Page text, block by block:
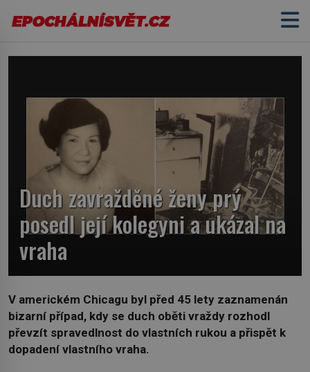
Duch zavražděné ženy prý
posedl její kolegyni a ukázal na
vraha
V americkém Chicagu byl před 45 lety zaznamenán
bizarní případ, kdy se duch oběti vraždy rozhodl
převzít spravedlnost do vlastních rukou a přispět k
dopadení vlastního vraha.